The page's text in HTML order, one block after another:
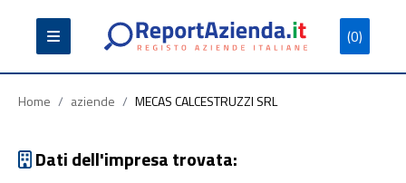
(0)
Partita
Iva
Codice
Fiscale
Ragione
Sociale
Home / aziende / MECAS CALCESTRUZZI SRL
Dati dell'impresa trovata: